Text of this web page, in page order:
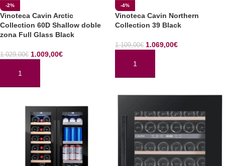
-2%
Vinoteca Cavin Arctic
Collection 60D Shallow doble
zona Full Glass Black
1.029,00€ 1.009,00€
AÑADIR AL CARRITO
-4%
Vinoteca Cavin Northern
Collection 39 Black
1.109,00€ 1.069,00€
AÑADIR AL CARRITO